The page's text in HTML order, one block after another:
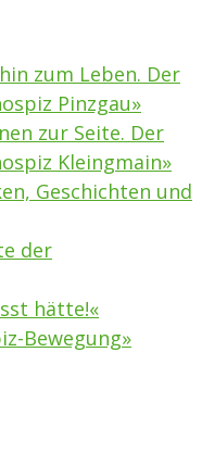
zum Leben. Der
Pinzgau»
zur Seite. Der
Kleingmain»
Geschichten und
der
hätte!«
Bewegung»